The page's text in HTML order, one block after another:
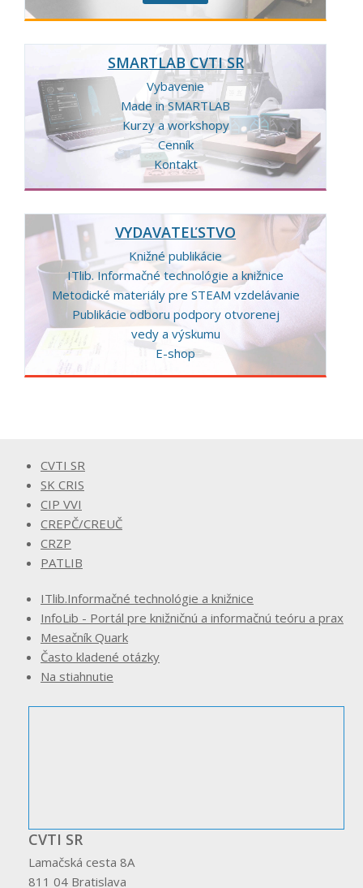
SMARTLAB CVTI SR
Vybavenie
Made in SMARTLAB
Kurzy a workshopy
Cenník
Kontakt
VYDAVATEĽSTVO
Knižné publikácie
ITlib. Informačné technológie a knižnice
Metodické materiály pre STEAM vzdelávanie
Publikácie odboru podpory otvorenej
vedy a výskumu
E-shop
CVTI SR
SK CRIS
CIP VVI
CREPČ/CREUČ
CRZP
PATLIB
ITlib.Informačné technológie a knižnice
InfoLib - Portál pre knižničnú a informačnú teóru a prax
Mesačník Quark
Často kladené otázky
Na stiahnutie
CVTI SR
Lamačská cesta 8A
811 04 Bratislava